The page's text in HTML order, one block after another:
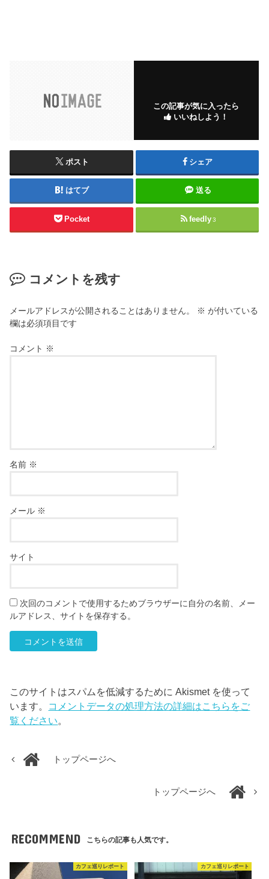
この記事が気に入ったら
いいねしよう！
ポスト シェア
はてブ 送る
Pocket feedly 3
コメントを残す
メールアドレスが公開されることはありません。 ※ が付いている
欄は必須項目です
コメント ※
名前 ※
メール ※
サイト
次回のコメントで使用するためブラウザーに自分の名前、メー
ルアドレス、サイトを保存する。
このサイトはスパムを低減するために Akismet を使って
います。 コメントデータの処理方法の詳細はこちらをご
覧ください。
トップページへ
トップページへ
RECOMMEND こちらの記事も人気です。
カフェ巡りレポート カフェ巡りレポート